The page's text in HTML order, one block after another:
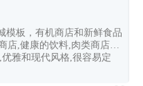
模板，有机商店和新鲜食品
店,健康的饮料,肉类商店…
雅和现代风格,很容易定